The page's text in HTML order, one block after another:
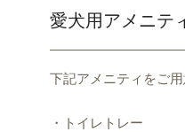
愛犬用アメニテ
下記アメニティをご用
・トイレトレー